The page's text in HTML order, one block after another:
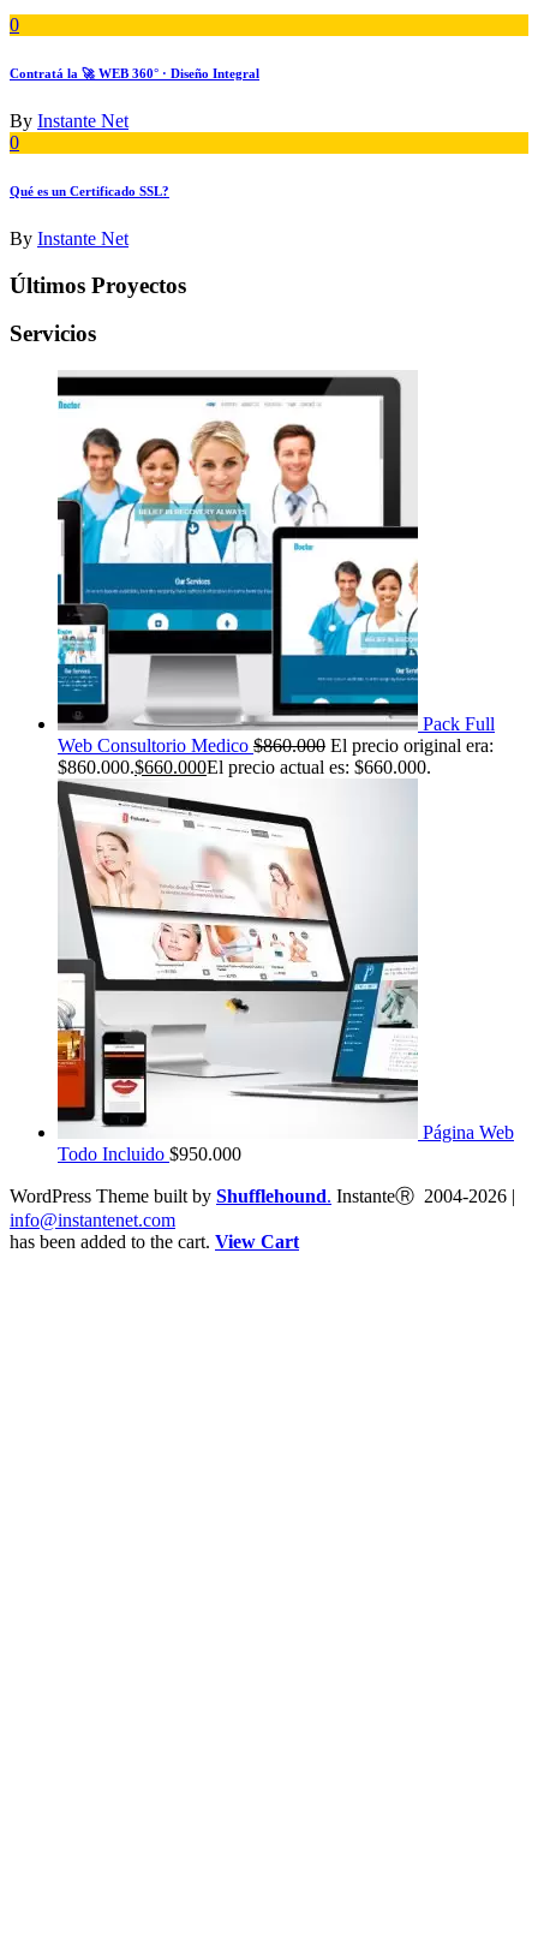
0
Contratá la 🚀 WEB 360° · Diseño Integral
By Instante Net
0
Qué es un Certificado SSL?
By Instante Net
Últimos Proyectos
Servicios
Pack Full
Web Consultorio Medico $860.000 El precio original era:
$860.000.$660.000El precio actual es: $660.000.
Página Web
Todo Incluido $950.000
WordPress Theme built by Shufflehound. InstanteⓇ 2004-2026 |
info@instantenet.com
has been added to the cart. View Cart